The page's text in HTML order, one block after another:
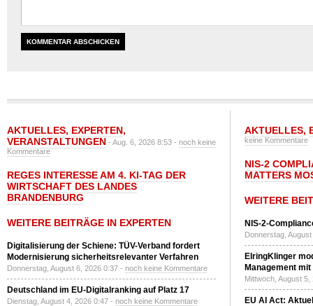
AKTUELLES, EXPERTEN,
VERANSTALTUNGEN - Aug. 6, 2026 8:53 - noch keine
Kommentare
REGES INTERESSE AM 4. KI-TAG DER
WIRTSCHAFT DES LANDES
BRANDENBURG
WEITERE BEITRÄGE IN EXPERTEN
Digitalisierung der Schiene: TÜV-Verband fordert
Modernisierung sicherheitsrelevanter Verfahren
Donnerstag, August 6, 2026 0:37 - noch keine Kommentare
Deutschland im EU-Digitalranking auf Platz 17
Dienstag, August 4, 2026 0:47 - noch keine Kommentare
AKTUELLES,
keine Kommentare
NIS-2
MATTERS
WEITERE
NIS-2-
Donnerstag,
ElringKlinger
Management
Mittwoch, August
EU AI Act: